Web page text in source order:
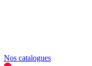
Nos catalogues